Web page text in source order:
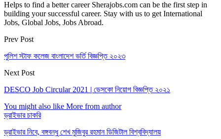
Helps to find a better career Sherajobs.com can be the first step in
building your successful career. Stay with us to get International
Jobs, Global Jobs, Jobs Abroad.
Prev Post
পুলিশ স্টাফ কলেজ বাংলাদেশ ভর্তি বিজ্ঞপ্তি ২০২৩
Next Post
DESCO Job Circular 2021 | ডেসকো নিয়োগ বিজ্ঞপ্তি ২০২১
You might also like More from author
ড্রাইভার চাকরি
ড্রাইভার নিবে, বঙ্গবন্ধু শেখ মুজিবুর রহমান ডিজিটাল বিশ্ববিদ্যালয়